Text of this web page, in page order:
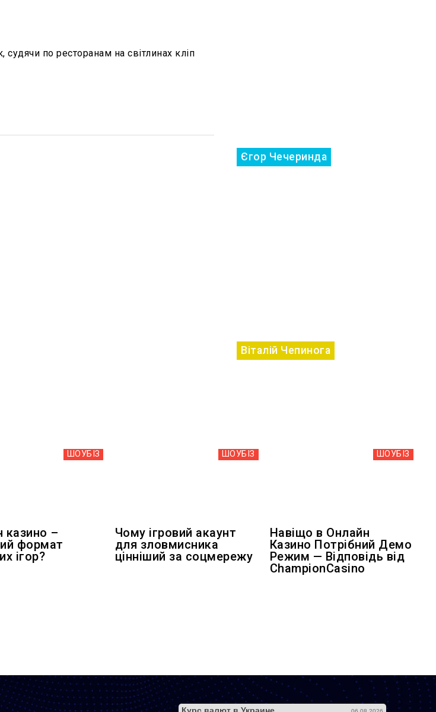
по ресторанам на світлинах кліп
Єгор Чечеринда
Віталій Чепинога
ШОУБIЗ
казино –
формат
ігор?
ШОУБIЗ
Чому ігровий акаунт
для зловмисника
цінніший за соцмережу
ШОУБIЗ
Навіщо в Онлайн
Казино Потрібний Демо
Режим — Відповідь від
ChampionCasino